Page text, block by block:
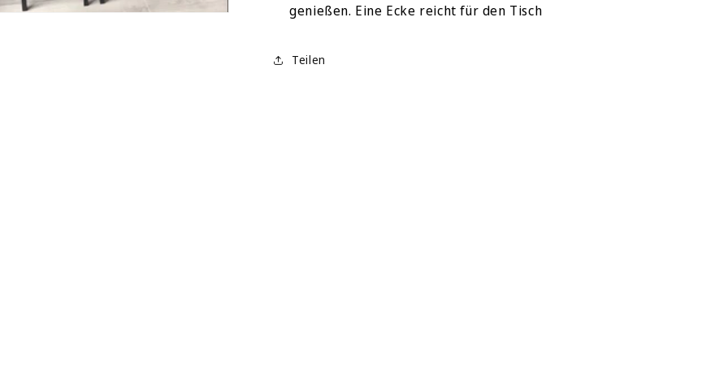
genießen. Eine Ecke reicht für den Tisch
Teilen